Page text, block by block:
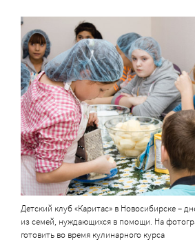
Детский клуб «Каритас» в Новосибирске –
из семей, нуждающихся в помощи. На
готовить во время кулинарного курса